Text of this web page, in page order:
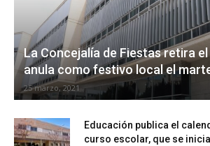
La Concejalía de Fiestas retira
anula como festivo local el
25 marzo, 2021
Educación publica el
curso escolar, que se